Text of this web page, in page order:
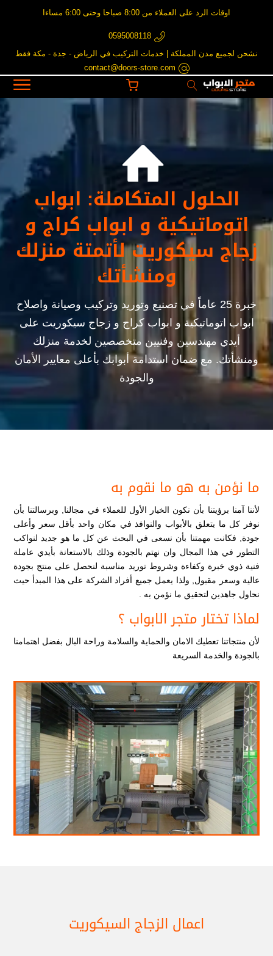
اوقات الرد على العملاء من 8:00 صباحا وحتى 6:00 مساءا
0595008118
نشحن لجميع مدن المملكة | خدمات التركيب في الرياض - جدة - مكة فقط
contact@doors-store.com

الحلول المتكاملة: ابواب
اتوماتيكية و ابواب كراج و
زجاج سيكوريت لأتمتة منزلك
ومنشأتك
خبرة 25 عاماً في تصنيع وتوريد وتركيب وصيانة واصلاح
ابواب اتوماتيكية و ابواب كراج و زجاج سيكوريت على
أيدي مهندسين وفنيين متخصصين لخدمة منزلك
ومنشأتك. مع ضمان استدامة أبوابك بأعلى معايير الأمان
والجودة
ما نؤمن به هو ما نقوم به
لأننا آمنا برؤيتنا بأن نكون الخيار الأول للعملاء في مجالنا, وبرسالتنا بأن
نوفر كل ما يتعلق بالأبواب والنوافذ في مكان واحد بأقل سعر وأعلى
جودة, فكانت مهمتنا بأن نسعى في البحث عن كل ما هو جديد لنواكب
التطور في هذا المجال وان نهتم بالجودة وذلك بالاستعانة بأيدي عاملة
فنية ذوي خبرة وكفاءة وشروط توريد مناسبة لنحصل على منتج بجودة
عالية وسعر مقبول, ولذا يعمل جميع أفراد الشركة على هذا المبدأ حيث
نحاول جاهدين لتحقيق ما نؤمن به .
لماذا تختار متجر الابواب ؟
لأن منتجاتنا تعطيك الامان والحماية والسلامة وراحة البال بفضل اهتمامنا
بالجودة والخدمة السريعة
اعمال الزجاج السيكوريت